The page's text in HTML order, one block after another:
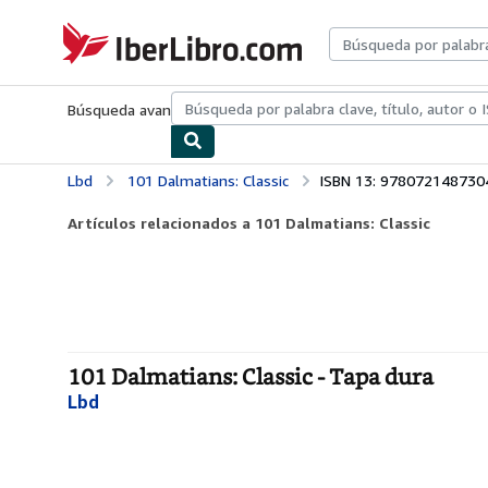
IberLibro.com
Búsqueda avanzadaColecciones Libros antiguosArte y
Lbd 101 Dalmatians: Classic ISBN 13:
Artículos relacionados a 101 Dalmatians: Classic
101 Dalmatians: Classic - Tapa dura
Lbd